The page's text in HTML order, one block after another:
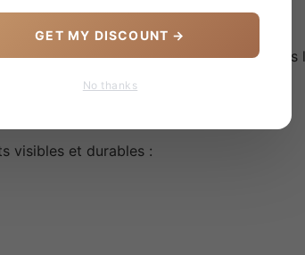
efficacité maximale. Le produit agit dès
visibles et durables :
GET MY DISCOUNT →
No thanks